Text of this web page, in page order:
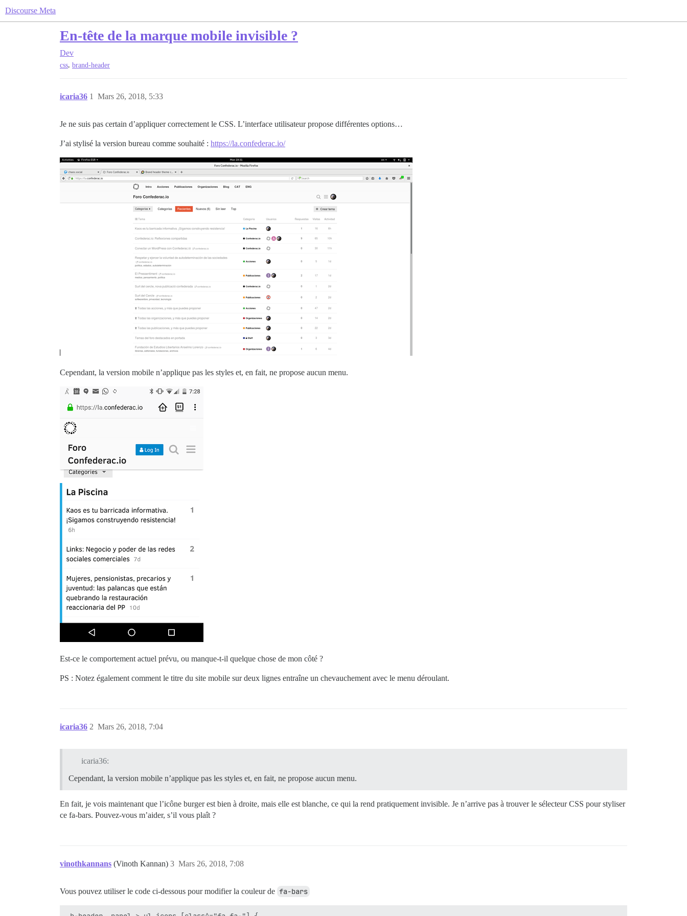
Discourse Meta
En-tête de la marque mobile invisible ?
Dev
css, brand-header
icaria36 Mars 26, 2018, 5:33
1
Je ne suis pas certain d’appliquer correctement le CSS. L’interface utilisateur propose différentes options…
J’ai stylisé la version bureau comme souhaité : https://la.confederac.io/
Cependant, la version mobile n’applique pas les styles et, en fait, ne propose aucun menu.
Est-ce le comportement actuel prévu, ou manque-t-il quelque chose de mon côté ?
PS : Notez également comment le titre du site mobile sur deux lignes entraîne un chevauchement avec le menu déroulant.
icaria36 Mars 26, 2018, 7:04
2
icaria36:
Cependant, la version mobile n’applique pas les styles et, en fait, ne propose aucun menu.
En fait, je vois maintenant que l’icône burger est bien à droite, mais elle est blanche, ce qui la rend pratiquement invisible. Je n’arrive pas à trouver le sélecteur CSS pour styliser
ce fa-bars. Pouvez-vous m’aider, s’il vous plaît ?
vinothkannans (Vinoth Kannan) Mars 26, 2018, 7:08
3
Vous pouvez utiliser le code ci-dessous pour modifier la couleur de fa-bars